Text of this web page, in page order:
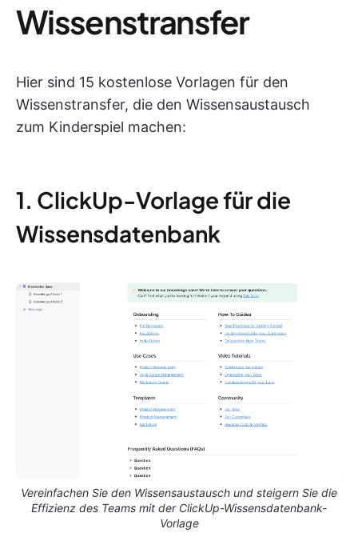
Wissenstransfer
Hier sind 15 kostenlose Vorlagen für den
Wissenstransfer, die den Wissensaustausch
zum Kinderspiel machen:
1. ClickUp-Vorlage für die
Wissensdatenbank
Vereinfachen Sie den Wissensaustausch und steigern Sie die
Effizienz des Teams mit der ClickUp-Wissensdatenbank-
Vorlage